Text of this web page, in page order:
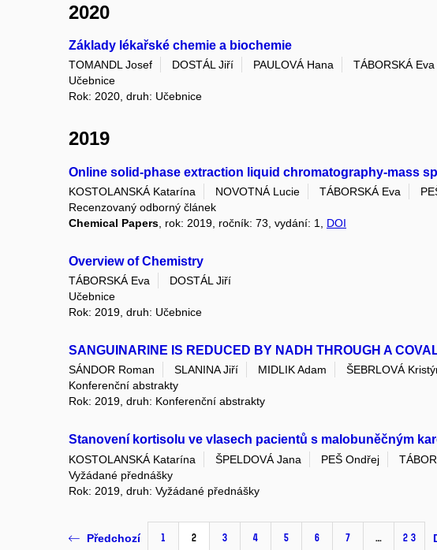
2020
Základy lékařské chemie a biochemie
TOMANDL Josef DOSTÁL Jiří PAULOVÁ Hana
TÁBORSKÁ Eva
Učebnice
Rok: 2020, druh: Učebnice
2019
Online solid-phase extraction liquid chromatography-mass
KOSTOLANSKÁ Katarína NOVOTNÁ Lucie TÁBORSKÁ Eva
Recenzovaný odborný článek
Chemical Papers , rok: 2019, ročník: 73, vydání: 1, DOI
Overview of Chemistry
TÁBORSKÁ Eva
DOSTÁL Jiří
Učebnice
Rok: 2019, druh: Učebnice
SANGUINARINE IS REDUCED BY NADH THROUGH A
SÁNDOR Roman SLANINA Jiří MIDLIK Adam ŠEBRLOVÁ
Konferenční abstrakty
Rok: 2019, druh: Konferenční abstrakty
Stanovení kortisolu ve vlasech pacientů s malobuněčným
KOSTOLANSKÁ Katarína ŠPELDOVÁ Jana PEŠ Ondřej
Vyžádané přednášky
Rok: 2019, druh: Vyžádané přednášky
Předchozí 1 2 3 4 5 6 7 … 23